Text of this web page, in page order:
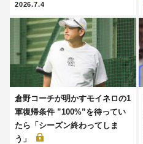
2026.7.4
倉野コーチが明かすモイネロの1
軍復帰条件 ”100%”を待ってい
たら「シーズン終わってしま
う」